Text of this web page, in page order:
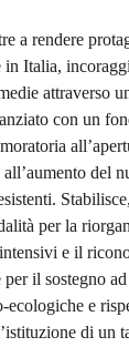
a rendere
Italia,
attraverso
con un
del
per la
e il
il sostegno
e
di un